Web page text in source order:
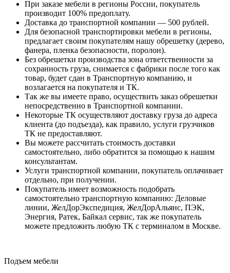
При заказе мебели в регионы России, покупатель
производит 100% предоплату.
Доставка до транспортной компании — 500 рублей.
Для безопасной транспортировки мебели в регионы,
предлагает своим покупателям нашу обрешетку (дерево,
фанера, пленка безопасности, поролон).
Без обрешетки производства зона ответственности за
сохранность груза, снимается с фабрики после того как
товар, будет сдан в Транспортную компанию, и
возлагается на покупателя и ТК.
Так же вы имеете право, осуществить заказ обрешетки
непосредственно в Транспортной компании.
Некоторые ТК осуществляют доставку груза до адреса
клиента (до подъезда), как правило, услуги грузчиков
ТК не предоставляют.
Вы можете рассчитать стоимость доставки
самостоятельно, либо обратится за помощью к нашим
консультантам.
Услуги транспортной компании, покупатель оплачивает
отдельно, при получении.
Покупатель имеет возможность подобрать
самостоятельно транспортную компанию: Деловые
линии, ЖелДорЭкспедиция, ЖелДорАльянс, ПЭК,
Энергия, Ратек, Байкал сервис, так же покупатель
можете предложить любую ТК с терминалом в Москве.
Подъем мебели